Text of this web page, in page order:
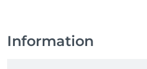
Information